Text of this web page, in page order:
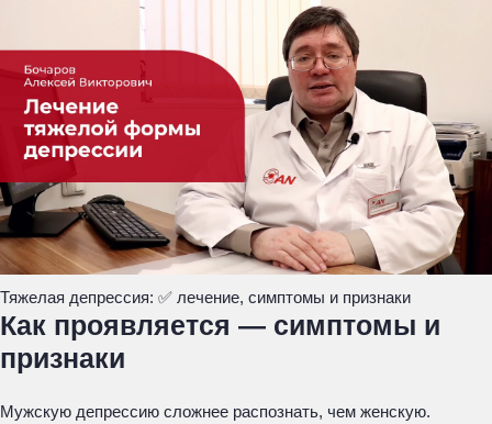
Тяжелая депрессия: ✅ лечение, симптомы и признаки
Как проявляется — симптомы и
признаки
Мужскую депрессию сложнее распознать, чем женскую.